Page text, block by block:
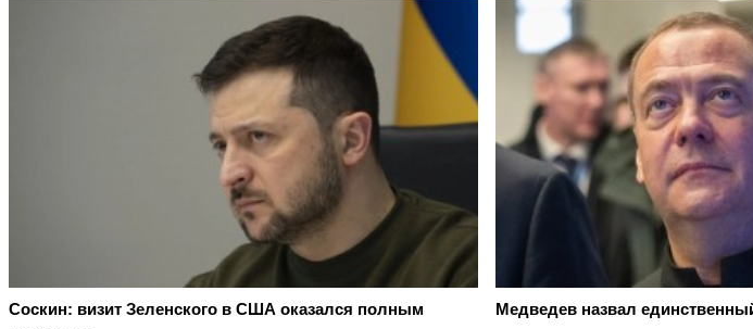
Соскин: визит Зеленского в США оказался полным
Медведев назвал